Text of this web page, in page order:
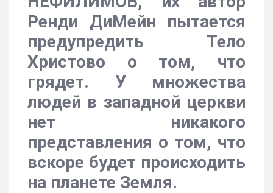
Ренди ДиМейн пытается
предупредить Тело
Христово о том, что
грядет. У множества
людей в западной церкви
нет никакого
представления о том, что
вскоре будет происходить
на планете Земля.